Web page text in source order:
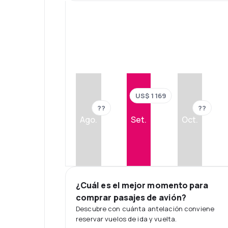
Ago.
??
Set.
US$ 1 169
Oct.
??
¿Cuál es el mejor momento para
comprar pasajes de avión?
Descubre con cuánta antelación conviene
reservar vuelos de ida y vuelta.